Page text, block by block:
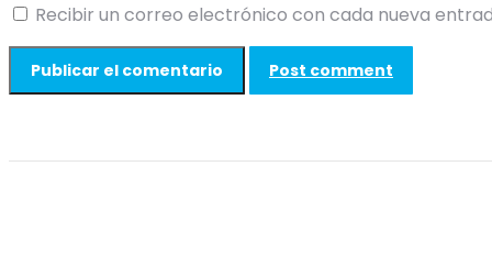
Recibir un correo electrónico con cada nueva
Post comment